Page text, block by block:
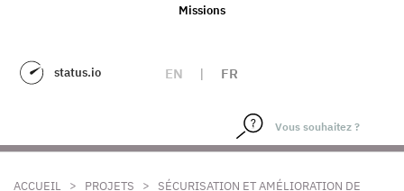
Missions
status.io EN | FR
ACCUEIL > PROJETS > SÉCURISATION ET AMÉLIORATION DE